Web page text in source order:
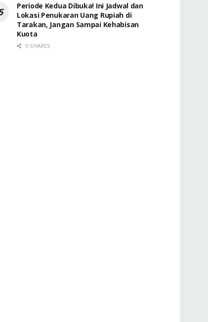
Periode Kedua Dibuka! Ini Jadwal dan
Lokasi Penukaran Uang Rupiah di
Tarakan, Jangan Sampai Kehabisan
Kuota
0 SHARES